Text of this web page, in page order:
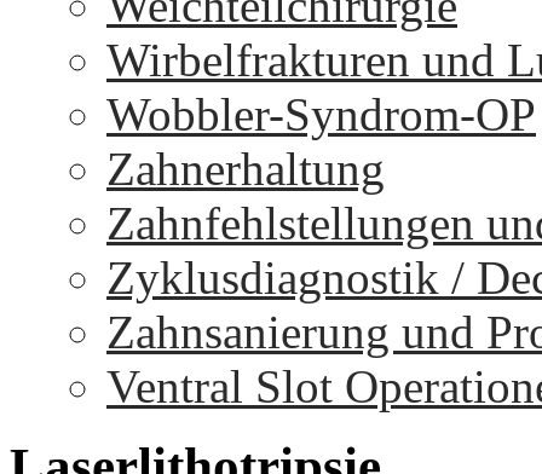
Wirbelfrakturen und
Wobbler-Syndrom-OP
Zahnerhaltung
Zahnfehlstellungen
Zyklusdiagnostik /
Zahnsanierung und
Ventral Slot